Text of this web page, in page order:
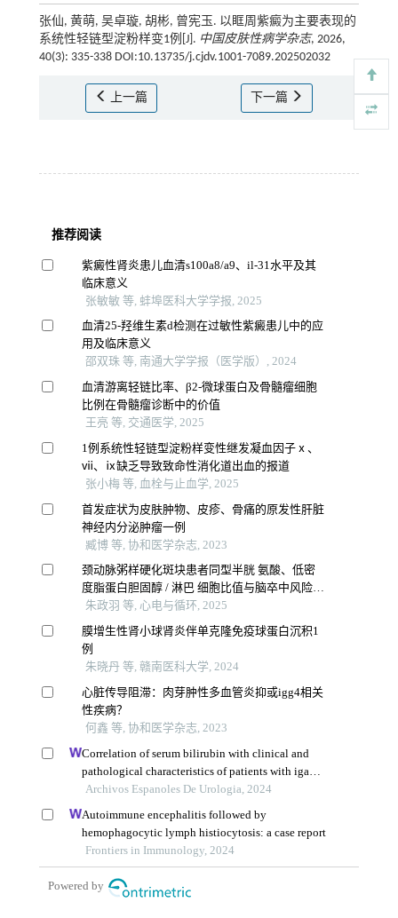
张仙, 黄萌, 吴卓璇, 胡彬, 曾宪玉. 以眶周紫癜为主要表现的
系统性轻链型淀粉样变1例[J]. 中国皮肤性病学杂志, 2026,
40(3): 335-338 DOI:10.13735/j.cjdv.1001-7089.202502032
上一篇 下一篇